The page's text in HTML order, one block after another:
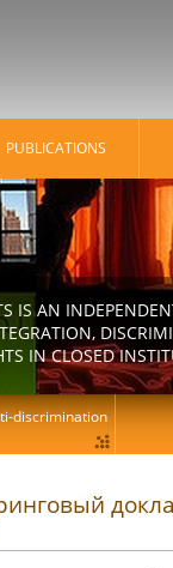
PUBLICATIONS
IS AN
IN CLOSED
discrimination